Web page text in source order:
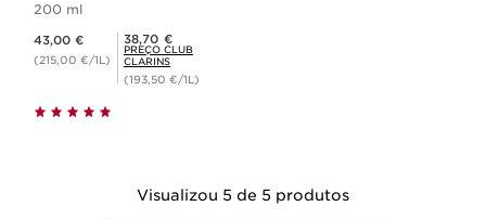
200 ml
43,00 €
(215,00 €/1L)
Preço Club Clarins 38,70 €
38,70 €
PREÇO CLUB
CLARINS
(193,50 €/1L)
Visualizou 5 de 5 produtos